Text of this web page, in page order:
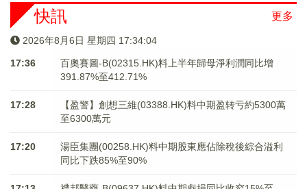
更多
快訊
2026年8月6日 星期四 17:34:04
17:36
百奧賽圖-B(02315.HK)料上半年歸母淨利潤同比增
391.87%至412.71%
17:28
【盈警】創想三維(03388.HK)料中期盈转亏約5300萬
至6300萬元
17:20
湯臣集團(00258.HK)料中期股東應佔除稅後綜合溢利
同比下跌85%至90%